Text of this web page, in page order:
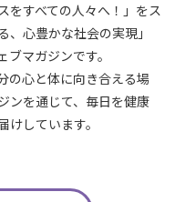
をすべての人々へ！」をス
心豊かな社会の実現」
マガジンです。
の心と体に向き合える場
ンを通じて、毎日を健康
しています。